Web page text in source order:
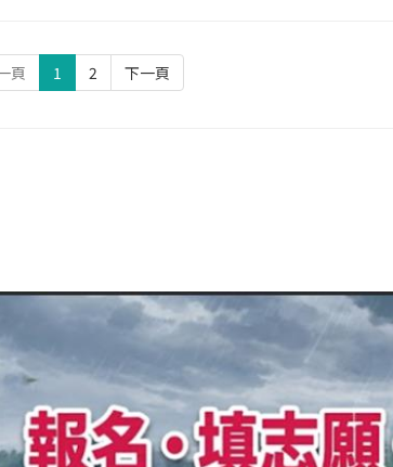
頁 1 2 下一頁